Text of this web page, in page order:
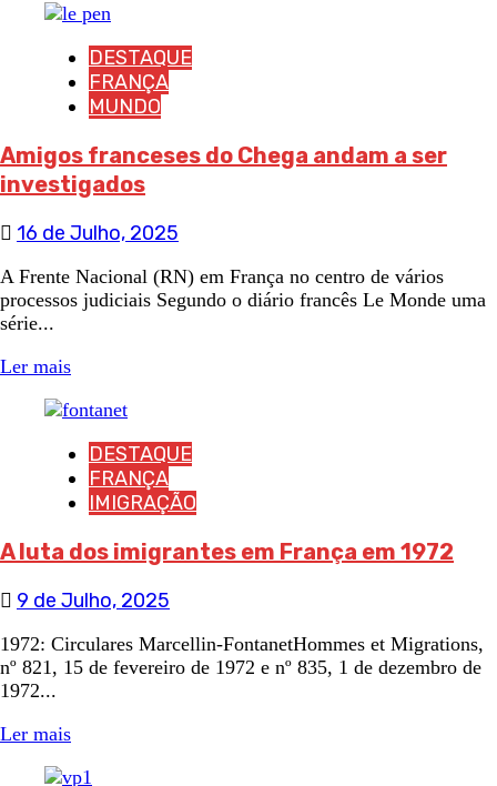
DESTAQUE
FRANÇA
MUNDO
Amigos franceses do Chega andam a ser
investigados
16 de Julho, 2025
A Frente Nacional (RN) em França no centro de vários
processos judiciais Segundo o diário francês Le Monde uma
série...
Ler mais
DESTAQUE
FRANÇA
IMIGRAÇÃO
A luta dos imigrantes em França em 1972
9 de Julho, 2025
1972: Circulares Marcellin-FontanetHommes et Migrations,
nº 821, 15 de fevereiro de 1972 e nº 835, 1 de dezembro de
1972...
Ler mais